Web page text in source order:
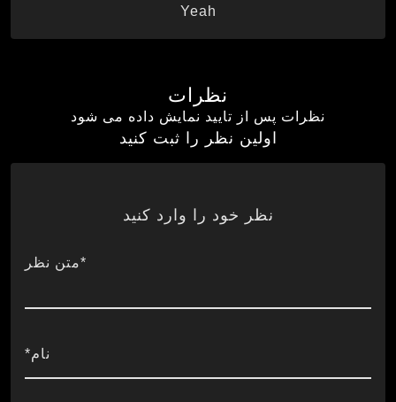
Yeah
نظرات
نظرات پس از تایید نمایش داده می شود
اولین نظر را ثبت کنید
نظر خود را وارد کنید
*متن نظر
نام*